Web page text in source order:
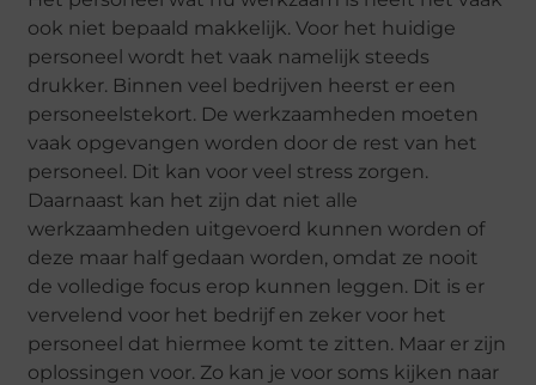
ook niet bepaald makkelijk. Voor het huidige
personeel wordt het vaak namelijk steeds
drukker. Binnen veel bedrijven heerst er een
personeelstekort. De werkzaamheden moeten
vaak opgevangen worden door de rest van het
personeel. Dit kan voor veel stress zorgen.
Daarnaast kan het zijn dat niet alle
werkzaamheden uitgevoerd kunnen worden of
deze maar half gedaan worden, omdat ze nooit
de volledige focus erop kunnen leggen. Dit is er
vervelend voor het bedrijf en zeker voor het
personeel dat hiermee komt te zitten. Maar er zijn
oplossingen voor. Zo kan je voor soms kijken naar